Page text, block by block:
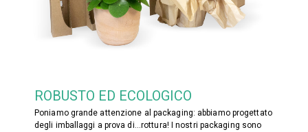
ROBUSTO ED ECOLOGICO
Poniamo grande attenzione al packaging: abbiamo progettato
degli imballaggi a prova di...rottura! I nostri packaging sono